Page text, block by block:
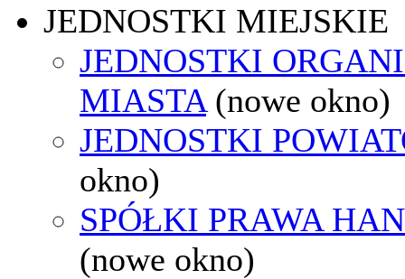
JEDNOSTKI MIEJSKIE
JEDNOSTKI
MIASTA (nowe okno)
JEDNOSTKI
okno)
SPÓŁKI PRAWA
(nowe okno)